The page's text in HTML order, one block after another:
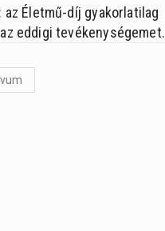
az Életmű-díj gyakorlatilag
eddigi tevékenységemet.